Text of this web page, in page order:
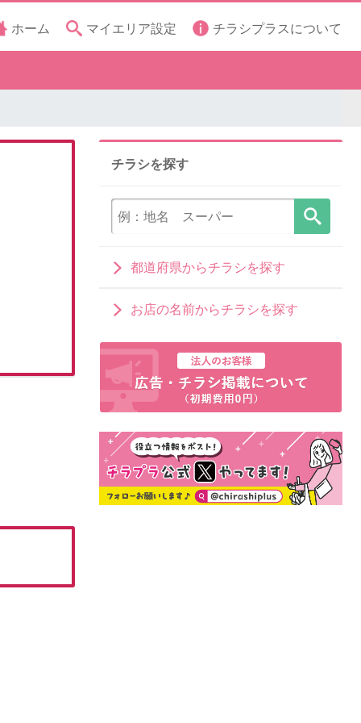
ホーム マイエリア設定 チラシプラスについて
チラシを探す
都道府県からチラシを探す
お店の名前からチラシを探す